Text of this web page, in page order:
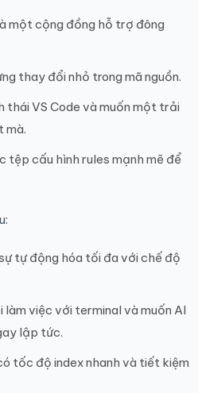
một cộng đồng hỗ trợ đông
thay đổi nhỏ trong mã nguồn.
thái VS Code và muốn một trải
mà.
tệp cấu hình rules mạnh mẽ để
tự động hóa tối đa với chế độ
làm việc với terminal và muốn AI
lập tức.
tốc độ index nhanh và tiết kiệm